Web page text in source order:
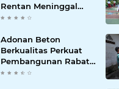
Rentan Meninggal
Akibat DBD
Adonan Beton
Berkualitas Perkuat
Pembangunan Rabat
Jalan TMMD ke-129 di